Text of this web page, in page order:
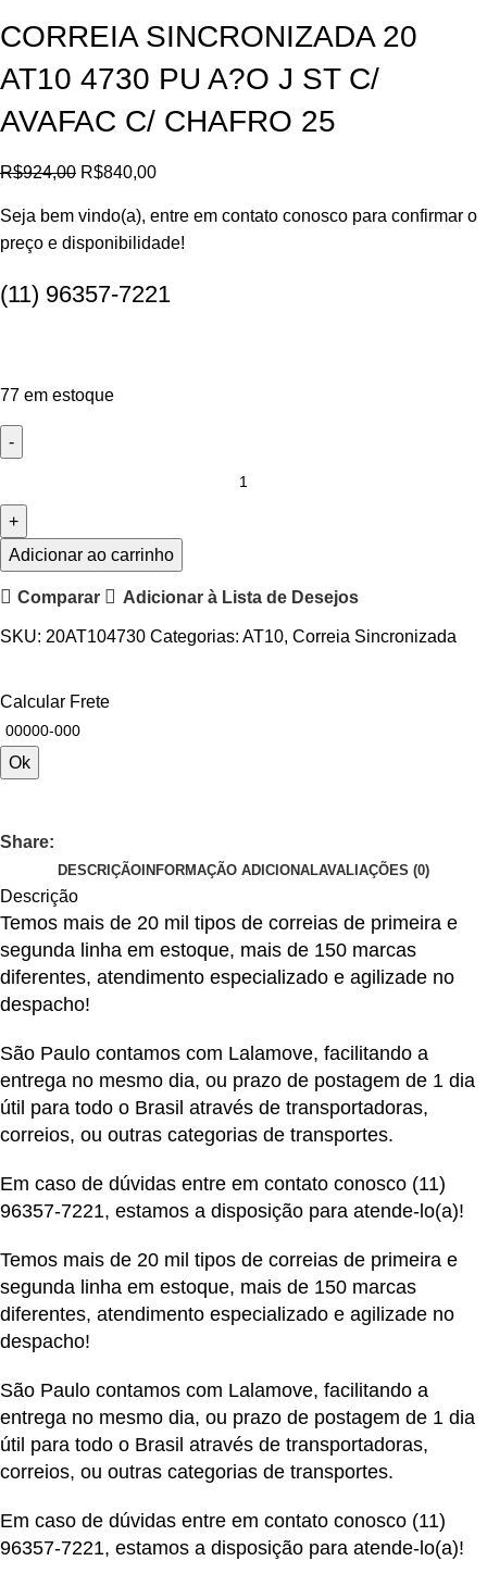
CORREIA SINCRONIZADA 20
AT10 4730 PU A?O J ST C/
AVAFAC C/ CHAFRO 25
R$924,00 R$840,00
Seja bem vindo(a), entre em contato conosco para confirmar o
preço e disponibilidade!
(11) 96357-7221
77 em estoque
Adicionar ao carrinho
Comparar Adicionar à Lista de Desejos
SKU: 20AT104730 Categorias: AT10, Correia Sincronizada
Calcular Frete
Ok
Share:
DESCRIÇÃO INFORMAÇÃO ADICIONALAVALIAÇÕES (0)
Descrição
Temos mais de 20 mil tipos de correias de primeira e
segunda linha em estoque, mais de 150 marcas
diferentes, atendimento especializado e agilizade no
despacho!
São Paulo contamos com Lalamove, facilitando a
entrega no mesmo dia, ou prazo de postagem de 1 dia
útil para todo o Brasil através de transportadoras,
correios, ou outras categorias de transportes.
Em caso de dúvidas entre em contato conosco (11)
96357-7221, estamos a disposição para atende-lo(a)!
Temos mais de 20 mil tipos de correias de primeira e
segunda linha em estoque, mais de 150 marcas
diferentes, atendimento especializado e agilizade no
despacho!
São Paulo contamos com Lalamove, facilitando a
entrega no mesmo dia, ou prazo de postagem de 1 dia
útil para todo o Brasil através de transportadoras,
correios, ou outras categorias de transportes.
Em caso de dúvidas entre em contato conosco (11)
96357-7221, estamos a disposição para atende-lo(a)!